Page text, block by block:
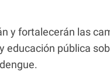
y fortalecerán las
educación pública